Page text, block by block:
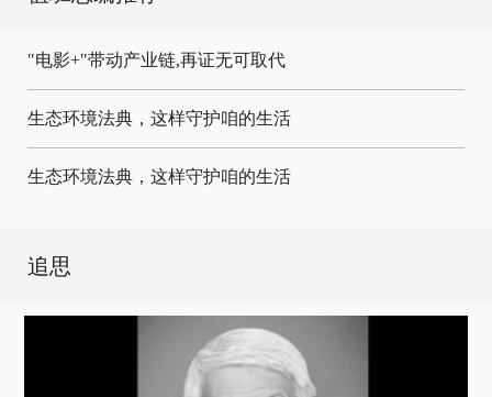
"电影+"带动产业链,再证无可取代
生态环境法典，这样守护咱的生活
生态环境法典，这样守护咱的生活
追思